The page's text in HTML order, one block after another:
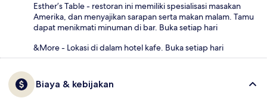
Esther’s Table - restoran ini memiliki spesialisasi masakan
Amerika, dan menyajikan sarapan serta makan malam. Tamu
dapat menikmati minuman di bar. Buka setiap hari
&More - Lokasi di dalam hotel kafe. Buka setiap hari
Biaya & kebijakan